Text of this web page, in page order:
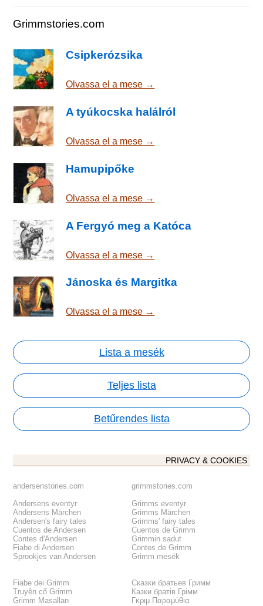
Grimmstories.com
Csipkerózsika
Olvassa el a mese →
A tyúkocska halálról
Olvassa el a mese →
Hamupipőke
Olvassa el a mese →
A Fergyó meg a Katóca
Olvassa el a mese →
Jánoska és Margitka
Olvassa el a mese →
Lista a mesék
Teljes lista
Betűrendes lista
PRIVACY & COOKIES
andersenstories.com
Andersens eventyr
Andersens Märchen
Andersen's fairy tales
Cuentos de Andersen
Contes d'Andersen
Fiabe di Andersen
Sprookjes van Andersen
grimmstories.com
Grimms eventyr
Grimms Märchen
Grimms' fairy tales
Cuentos de Grimm
Grimmin sadut
Contes de Grimm
Grimm mesék
Fiabe dei Grimm
Truyện cổ Grimm
Grimm Masalları
Сказки братьев Гримм
Казки братів Грімм
Γκριμ Παραμύθια